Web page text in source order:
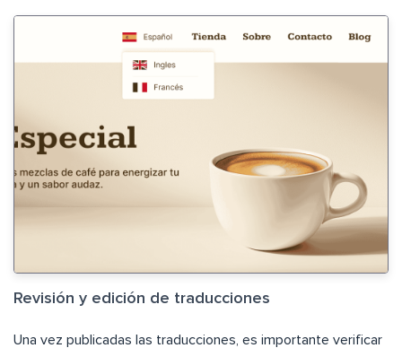
Revisión y edición de traducciones
Una vez publicadas las traducciones, es importante verificar